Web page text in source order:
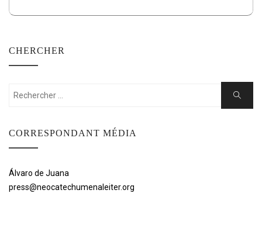
CHERCHER
Rechercher:
Chercher
CORRESPONDANT MÉDIA
Álvaro de Juana
press@neocatechumenaleiter.org